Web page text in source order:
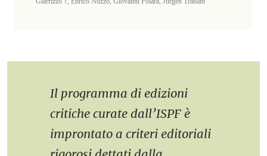
Il programma di edizioni
critiche curate dall’ISPF è
improntato a criteri editoriali